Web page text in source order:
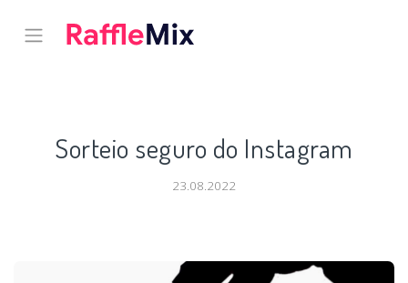
Sorteio seguro do Instagram
23.08.2022